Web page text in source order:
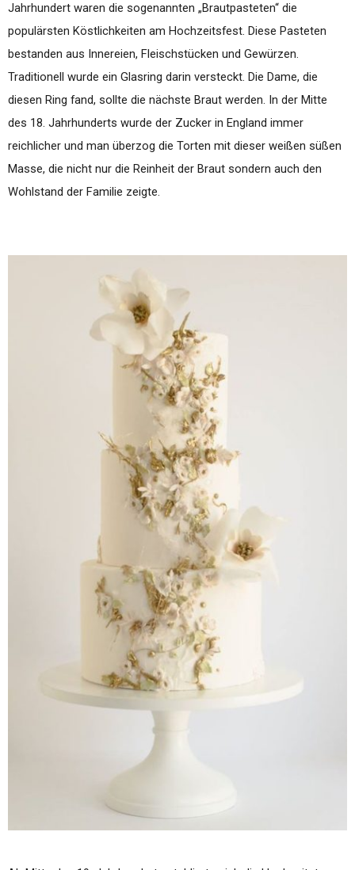
Jahrhundert waren die sogenannten „Brautpasteten“ die
populärsten Köstlichkeiten am Hochzeitsfest. Diese Pasteten
bestanden aus Innereien, Fleischstücken und Gewürzen.
Traditionell wurde ein Glasring darin versteckt. Die Dame, die
diesen Ring fand, sollte die nächste Braut werden. In der Mitte
des 18. Jahrhunderts wurde der Zucker in England immer
reichlicher und man überzog die Torten mit dieser weißen süßen
Masse, die nicht nur die Reinheit der Braut sondern auch den
Wohlstand der Familie zeigte.